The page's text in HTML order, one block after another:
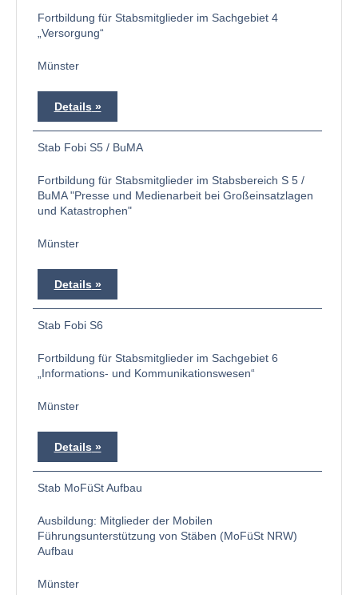
Fortbildung für Stabsmitglieder im Sachgebiet 4
„Versorgung“
Münster
Details
Stab Fobi S5 / BuMA
Fortbildung für Stabsmitglieder im Stabsbereich S 5 /
BuMA "Presse und Medienarbeit bei Großeinsatzlagen
und Katastrophen"
Münster
Details
Stab Fobi S6
Fortbildung für Stabsmitglieder im Sachgebiet 6
„Informations- und Kommunikationswesen“
Münster
Details
Stab MoFüSt Aufbau
Ausbildung: Mitglieder der Mobilen
Führungsunterstützung von Stäben (MoFüSt NRW)
Aufbau
Münster